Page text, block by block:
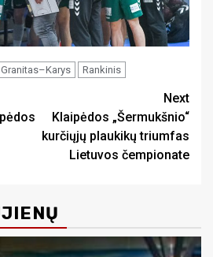
Granitas–Karys Rankinis
Next
Klaipėdos „Šermukšnio“
kurčiųjų plaukikų triumfas
Lietuvos čempionate